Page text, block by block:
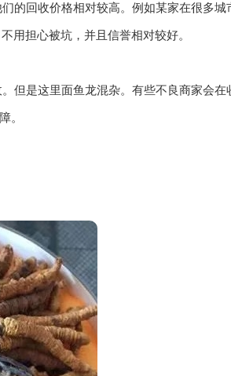
的回收价格相对较高。例如某家在很多
用担心被坑，并且信誉相对较好。
但是这里面鱼龙混杂。有些不良商家会
。